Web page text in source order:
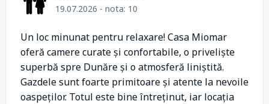
19.07.2026 - nota: 10
Un loc minunat pentru relaxare! Casa Miomar
oferă camere curate și confortabile, o priveliște
superbă spre Dunăre și o atmosferă liniștită.
Gazdele sunt foarte primitoare și atente la nevoile
oaspeților. Totul este bine întreținut, iar locația